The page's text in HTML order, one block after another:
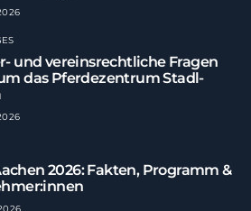
und vereinsrechtliche Fragen
das Pferdezentrum Stadl-
2026: Fakten, Programm &